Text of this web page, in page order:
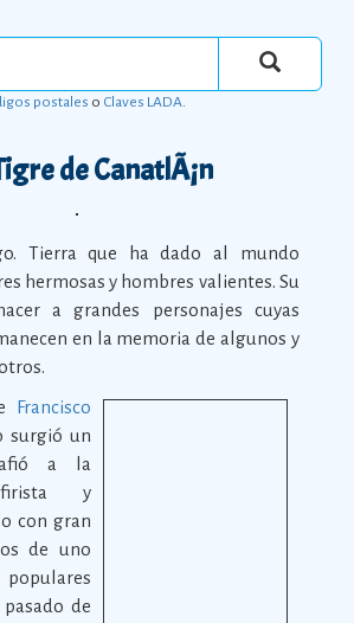
postales o Claves LADA.
de CanatlÃ¡n
Tierra que ha dado al mundo
hermosas y hombres valientes. Su
a grandes personajes cuyas
en la memoria de algunos y
Francisco
surgió un
a la
y
con gran
de uno
de